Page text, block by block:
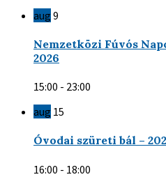
aug 9
Nemzetközi Fúvós
2026
15:00 - 23:00
aug 15
Óvodai szüreti bál –
16:00 - 18:00